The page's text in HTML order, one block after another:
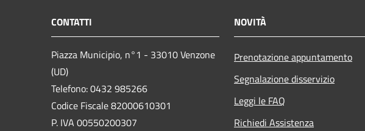
CONTATTI
Piazza Municipio, n°1 - 33010 Venzone
(UD)
Telefono: 0432 985266
Codice Fiscale 82000610301
P. IVA 00550200307
NOVITÀ
Prenotazione appuntamento
Segnalazione disservizio
Leggi le FAQ
Richiedi Assistenza